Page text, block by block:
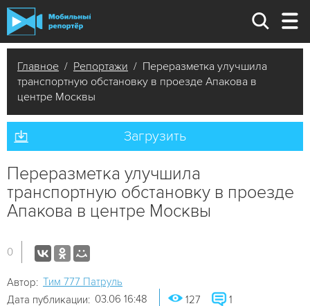
Главное / Репортажи / Переразметка улучшила
транспортную обстановку в проезде Апакова в
центре Москвы
Загрузить
Переразметка улучшила
транспортную обстановку в проезде
Апакова в центре Москвы
0
Автор: Tим 777 Патруль
Дата публикации: 03.06 16:48 127 1